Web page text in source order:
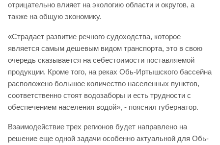
отрицательно влияет на экологию области и округов, а
также на общую экономику.
«Страдает развитие речного судоходства, которое
является самым дешевым видом транспорта, это в свою
очередь сказывается на себестоимости поставляемой
продукции. Кроме того, на реках Обь-Иртышского бассейна
расположено большое количество населенных пунктов,
соответственно стоят водозаборы и есть трудности с
обеспечением населения водой», - пояснил губернатор.
Взаимодействие трех регионов будет направлено на
решение еще одной задачи особенно актуальной для Обь-